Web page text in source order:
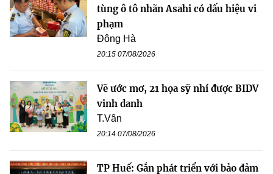
tùng ô tô nhãn Asahi có dấu hiệu vi
phạm
Đông Hà
20:15 07/08/2026
Vẽ ước mơ, 21 họa sỹ nhí được BIDV
vinh danh
T.Vân
20:14 07/08/2026
TP Huế: Gắn phát triển với bảo đảm